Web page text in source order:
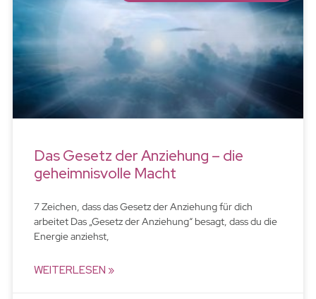
Das Gesetz der Anziehung – die
geheimnisvolle Macht
7 Zeichen, dass das Gesetz der Anziehung für dich
arbeitet Das „Gesetz der Anziehung“ besagt, dass du die
Energie anziehst,
WEITERLESEN »